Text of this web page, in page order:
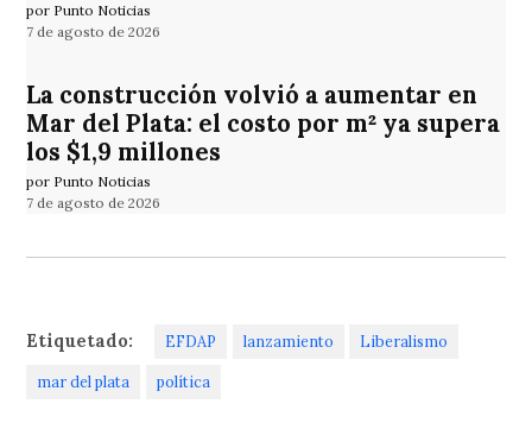
por Punto Noticias
7 de agosto de 2026
La construcción volvió a aumentar en
Mar del Plata: el costo por m² ya supera
los $1,9 millones
por Punto Noticias
7 de agosto de 2026
Etiquetado: EFDAP lanzamiento Liberalismo
mar del plata política